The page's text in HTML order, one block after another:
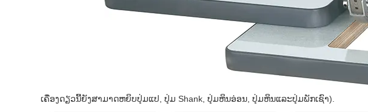
ເຄື່ອງດຽວນີ້ຍັງສາມາດຫຍິບປຸ່ມແປ, ປຸ່ມ Shank, ປຸ່ມຫິນອ່ອນ, ປຸ່ມຫິນແລະປຸ່ມພັກເຊົາ).